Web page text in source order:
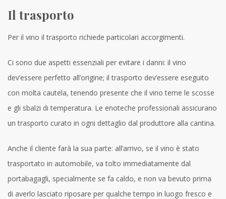
Il trasporto
Per il vino il trasporto richiede particolari accorgimenti.
Ci sono due aspetti essenziali per evitare i danni: il vino
dev’essere perfetto all’origine; il trasporto dev’essere eseguito
con molta cautela, tenendo presente che il vino teme le scosse
e gli sbalzi di temperatura. Le enoteche professionali assicurano
un trasporto curato in ogni dettaglio dal produttore alla cantina.
Anche il cliente farà la sua parte: all’arrivo, se il vino è stato
trasportato in automobile, va tolto immediatamente dal
portabagagli, specialmente se fa caldo, e non va bevuto prima
di averlo lasciato riposare per qualche tempo in luogo fresco e